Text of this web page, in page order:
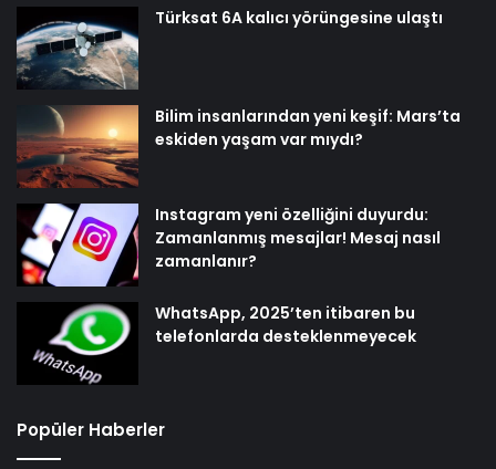
Türksat 6A kalıcı yörüngesine ulaştı
Bilim insanlarından yeni keşif: Mars’ta
eskiden yaşam var mıydı?
Instagram yeni özelliğini duyurdu:
Zamanlanmış mesajlar! Mesaj nasıl
zamanlanır?
WhatsApp, 2025’ten itibaren bu
telefonlarda desteklenmeyecek
Popüler Haberler